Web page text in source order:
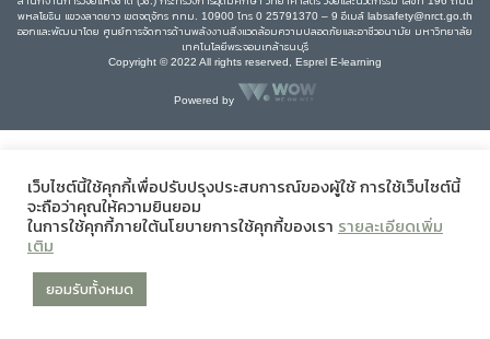
พหลโยธิน แขวงลาดยาว เขตจตุจักร กทม. 10900 โทร 0 25791370 – 9 อีเมล์ labsafety@nrct.go.th
ออกและพัฒนาโดย ศูนย์การจัดการด้านพลังงานสิ่งแวดล้อมความปลอดภัยและอาชีวอนามัย มหาวิทยาลัย
เทคโนโลยีพระจอมเกล้าธนบุรี
Copyright © 2022 All rights reserved, Esprel E-learning
Powered by
เว็บไซต์นี้ใช้คุกกี้เพื่อปรับปรุงประสบการณ์ของผู้ใช้ การใช้เว็บไซต์นี้
จะถือว่าคุณให้ความยินยอม
ในการใช้คุกกี้ภายใต้นโยบายการใช้คุกกี้ของเรา รายละเอียดเพิ่ม
เติม
ยอมรับทั้งหมด